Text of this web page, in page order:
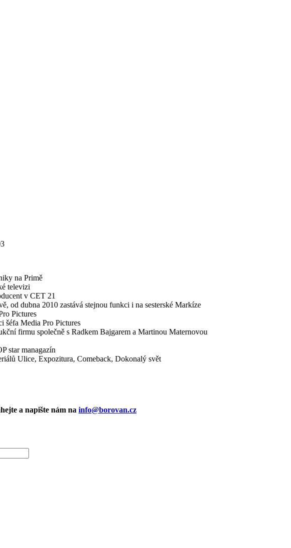
na Primě
televizi
v CET 21
od dubna 2010 zastává stejnou funkci i na sesterské Markíze
Pictures
šéfa Media Pro Pictures
firmu společně s Radkem Bajgarem a Martinou Maternovou
star managazín
Ulice, Expozitura, Comeback, Dokonalý svět
a napište nám na info@borovan.cz